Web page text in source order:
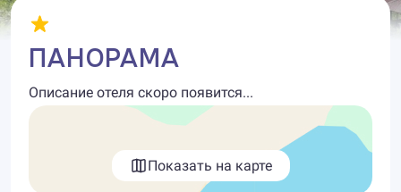
ПАНОРАМА
Описание отеля скоро появится...
Показать на карте